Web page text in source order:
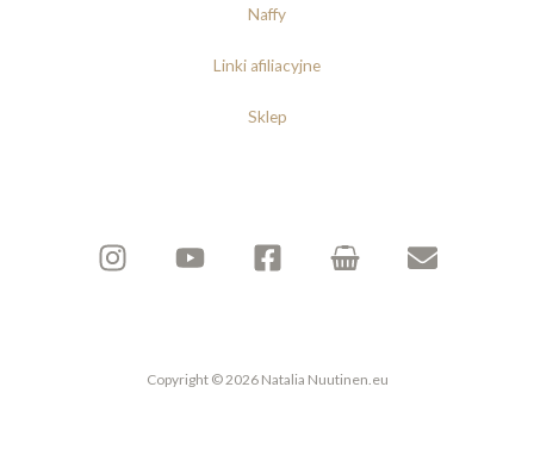
Naffy
Linki afiliacyjne
Sklep
Copyright © 2026 Natalia Nuutinen.eu